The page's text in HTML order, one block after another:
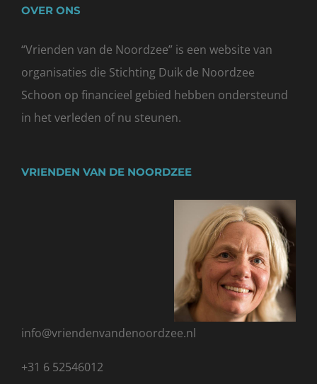
OVER ONS
“Vrienden van de Noordzee” is een website van
organisaties die Stichting Duik de Noordzee
Schoon op financieel gebied hebben ondersteund
in het verleden of nu steunen.
VRIENDEN VAN DE NOORDZEE
info@vriendenvandenoordzee.nl
+31 6 52546012